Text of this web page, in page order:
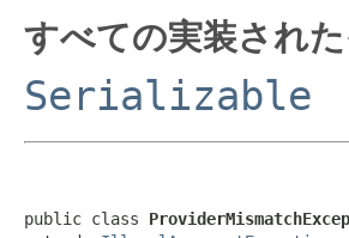
すべての実装され
Serializable
public class